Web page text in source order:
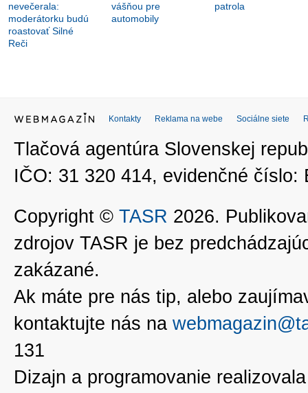
nevečerala:
moderátorku budú
roastovať Silné
Reči
vášňou pre
automobily
patrola
Kontakty Reklama na webe Sociálne siete
Tlačová agentúra Slovenskej
IČO: 31 320 414, evidenčné číslo:
Copyright © TASR 2026.
zdrojov TASR je bez
zakázané.
Ak máte pre nás tip, alebo
kontaktujte nás na
131
Dizajn a programovanie